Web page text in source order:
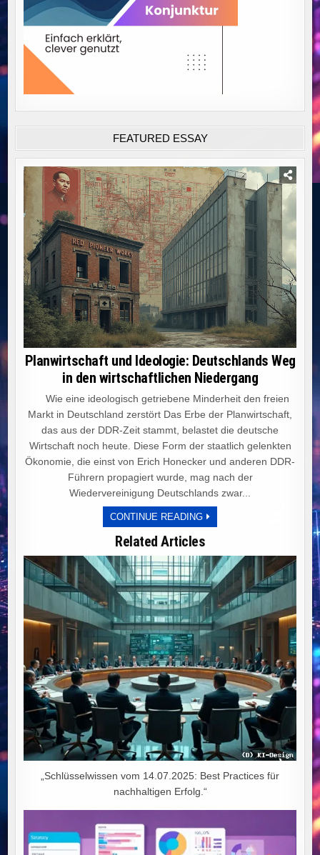
FEATURED ESSAY
Planwirtschaft und Ideologie: Deutschlands Weg
in den wirtschaftlichen Niedergang
Wie eine ideologisch getriebene Minderheit den freien
Markt in Deutschland zerstört Das Erbe der Planwirtschaft,
das aus der DDR-Zeit stammt, belastet die deutsche
Wirtschaft noch heute. Diese Form der staatlich gelenkten
Ökonomie, die einst von Erich Honecker und anderen DDR-
Führern propagiert wurde, mag nach der
Wiedervereinigung Deutschlands zwar...
CONTINUE READINGPLANWIRTSCHAFT
UND
DEUTSCHLANDS
WEG
IN
DEN
WIRTSCHAFTLICHEN
NIEDERGANG
Related Articles
„Schlüsselwissen vom 14.07.2025: Best Practices für
nachhaltigen Erfolg.“